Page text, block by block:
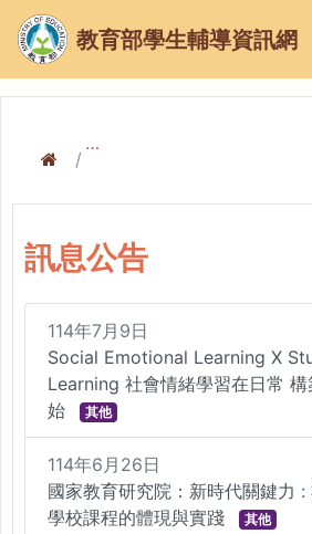
教育部學生輔導資訊網
訊息公告
114年7月9日
Social Emotional Learning X
Learning 社會情緒學習在日常
始
其他
114年6月26日
國家教育研究院：新時代關鍵力 :
學校課程的體現與實踐
其他